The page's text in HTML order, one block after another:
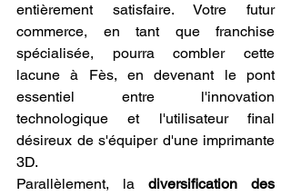
entièrement satisfaire. Votre futur
commerce, en tant que franchise
spécialisée, pourra combler cette
lacune à Fès, en devenant le pont
essentiel entre l'innovation
technologique et l'utilisateur final
désireux de s'équiper d'une imprimante
3D.
Parallèlement, la diversification des